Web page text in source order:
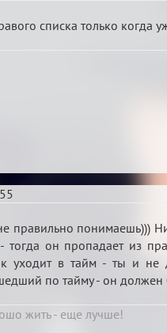
списка только когда
правильно понимаешь)))
он пропадает из
уходит в тайм - ты и не
по тайму - он должен
жить - еще лучше!